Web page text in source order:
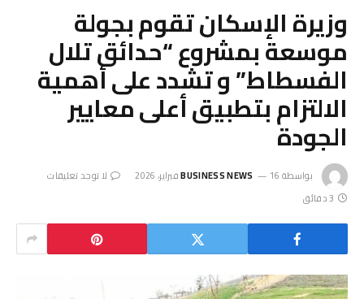
وزيرة الإسكان تقوم بجولة
موسعة بمشروع “حدائق تلال
الفسطاط” و تشدد على أهمية
الالتزام بتطبيق أعلى معايير
الجودة
بواسطة BUSINESS NEWS 16 فبراير، 2026
لا توجد تعليقات
3 دقائق